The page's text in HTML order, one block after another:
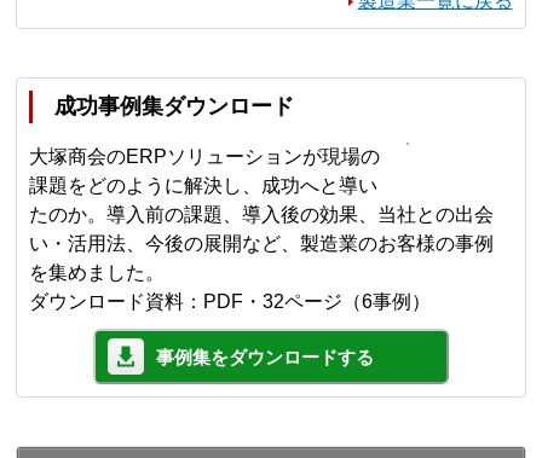
成功事例集ダウンロード
大塚商会のERPソリューションが現場の
課題をどのように解決し、成功へと導い
たのか。導入前の課題、導入後の効果、当社との出会
い・活用法、今後の展開など、製造業のお客様の事例
を集めました。
ダウンロード資料：PDF・32ページ（6事例）
事例集をダウンロードする